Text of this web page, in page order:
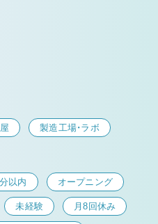
製造工場・ラボ
以内 オープニング
未経験 月8回休み